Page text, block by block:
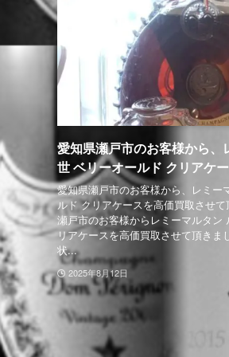
愛知県瀬戸市のお客様から、
世 ベリーオールド クリアケ
愛知県瀬戸市のお客様から、レミー
ルド クリアケースを高価買取させ
瀬戸市のお客様からレミーマルタン
リアケースを高価買取させて頂きま
状...
2025年8月12日